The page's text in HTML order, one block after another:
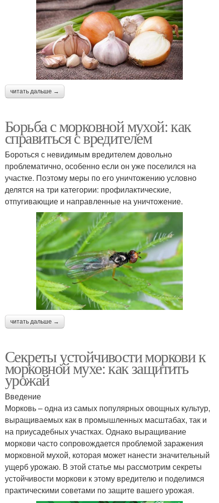
читать дальше →
Борьба с морковной мухой: как
справиться с вредителем
Бороться с невидимым вредителем довольно
проблематично, особенно если он уже поселился на
участке. Поэтому меры по его уничтожению условно
делятся на три категории: профилактические,
отпугивающие и направленные на уничтожение.
читать дальше →
Секреты устойчивости моркови к
морковной мухе: как защитить
урожай
Введение
Морковь – одна из самых популярных овощных культур,
выращиваемых как в промышленных масштабах, так и
на приусадебных участках. Однако выращивание
моркови часто сопровождается проблемой заражения
морковной мухой, которая может нанести значительный
ущерб урожаю. В этой статье мы рассмотрим секреты
устойчивости моркови к этому вредителю и поделимся
практическими советами по защите вашего урожая.